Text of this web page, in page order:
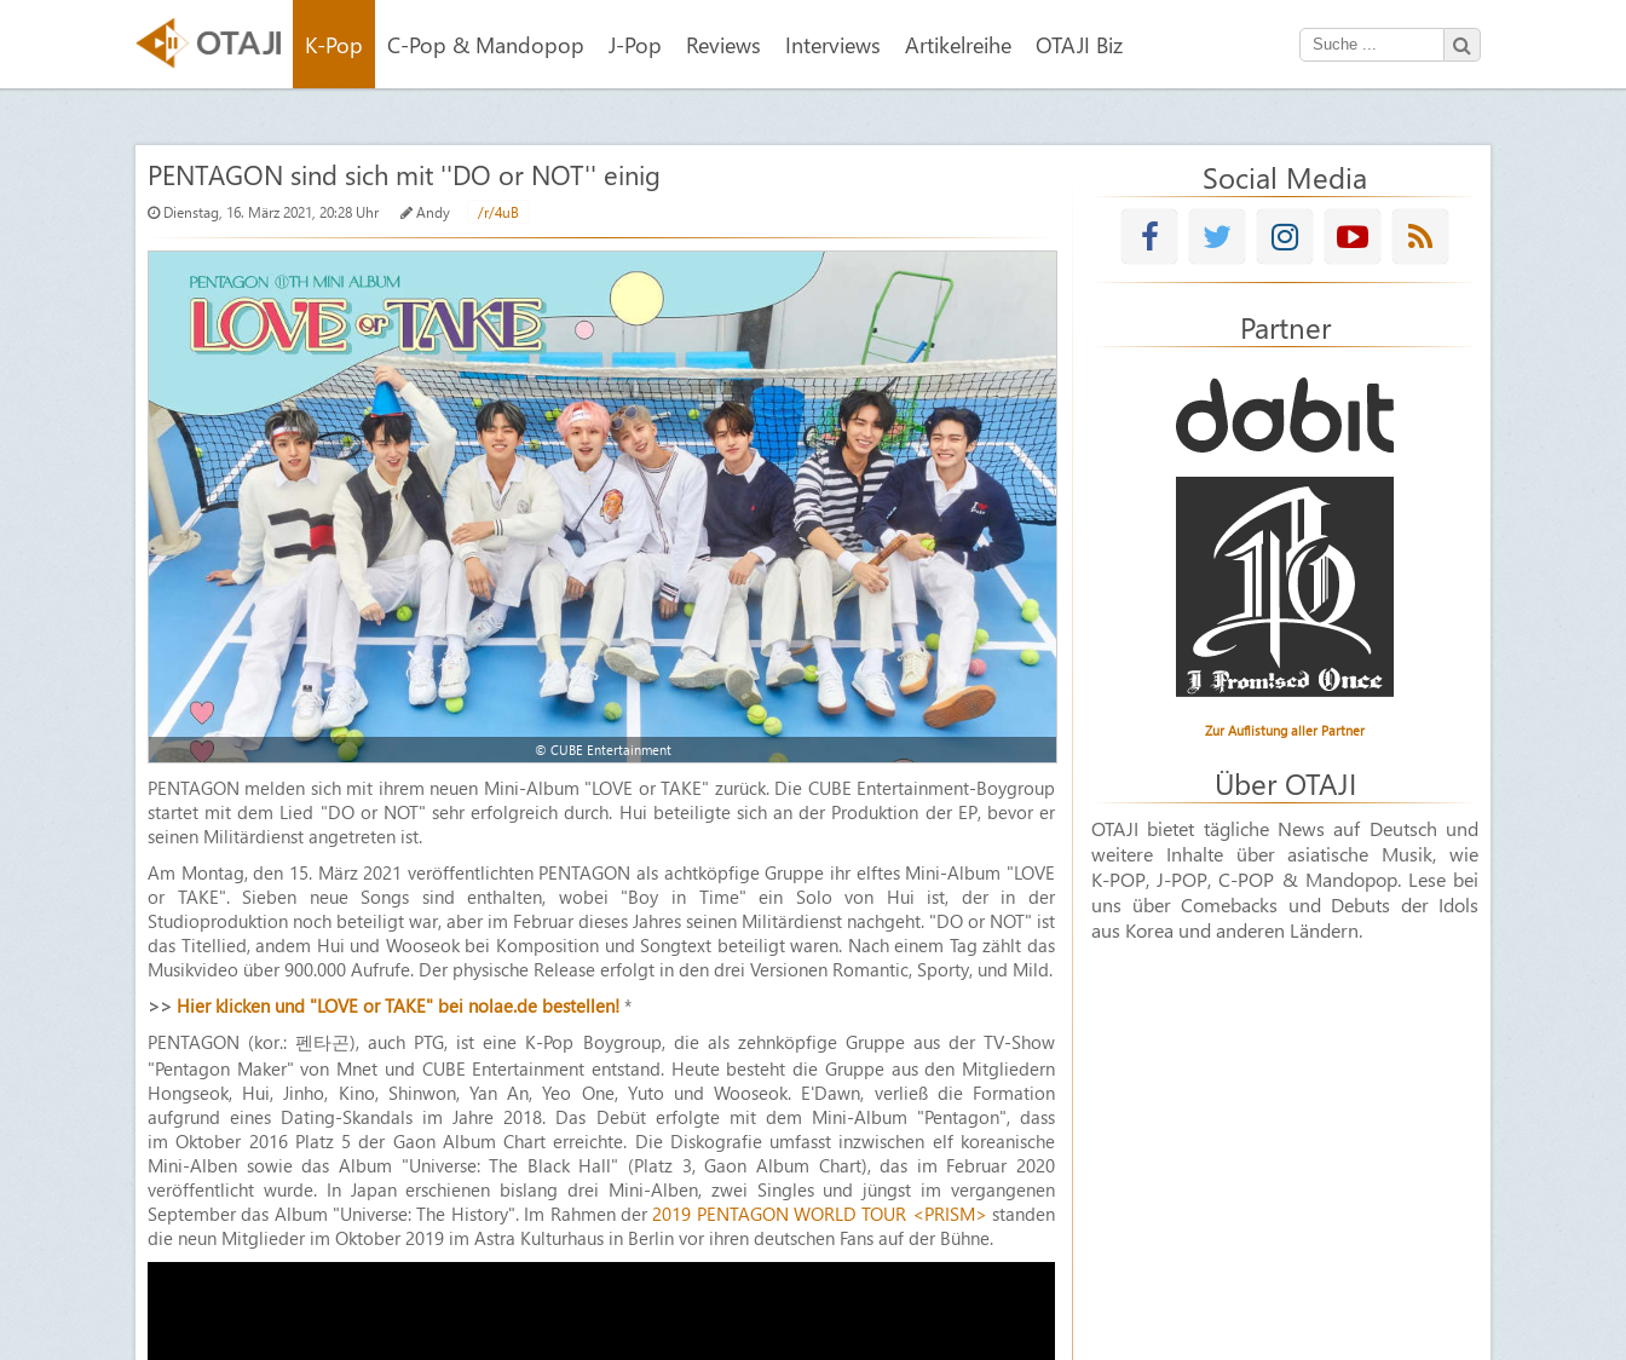
K-Pop C-Pop & Mandopop J-Pop Reviews Interviews Artikelreihe OTAJI Biz
PENTAGON sind sich mit ''DO or NOT'' einig
Dienstag, 16. März 2021, 20:28 Uhr Andy /r/4uB
© CUBE Entertainment
PENTAGON melden sich mit ihrem neuen Mini-Album "LOVE or TAKE" zurück. Die CUBE Entertainment-Boygroup
startet mit dem Lied "DO or NOT" sehr erfolgreich durch. Hui beteiligte sich an der Produktion der EP, bevor er
seinen Militärdienst angetreten ist.
Am Montag, den 15. März 2021 veröffentlichten PENTAGON als achtköpfige Gruppe ihr elftes Mini-Album "LOVE
or TAKE". Sieben neue Songs sind enthalten, wobei "Boy in Time" ein Solo von Hui ist, der in der
Studioproduktion noch beteiligt war, aber im Februar dieses Jahres seinen Militärdienst nachgeht. "DO or NOT" ist
das Titellied, andem Hui und Wooseok bei Komposition und Songtext beteiligt waren. Nach einem Tag zählt das
Musikvideo über 900.000 Aufrufe. Der physische Release erfolgt in den drei Versionen Romantic, Sporty, und Mild.
>> Hier klicken und "LOVE or TAKE" bei nolae.de bestellen! *
PENTAGON (kor.: 펜타곤), auch PTG, ist eine K-Pop Boygroup, die als zehnköpfige Gruppe aus der TV-Show
"Pentagon Maker" von Mnet und CUBE Entertainment entstand. Heute besteht die Gruppe aus den Mitgliedern
Hongseok, Hui, Jinho, Kino, Shinwon, Yan An, Yeo One, Yuto und Wooseok. E'Dawn, verließ die Formation
aufgrund eines Dating-Skandals im Jahre 2018. Das Debüt erfolgte mit dem Mini-Album "Pentagon", dass
im Oktober 2016 Platz 5 der Gaon Album Chart erreichte. Die Diskografie umfasst inzwischen elf koreanische
Mini-Alben sowie das Album "Universe: The Black Hall" (Platz 3, Gaon Album Chart), das im Februar 2020
veröffentlicht wurde. In Japan erschienen bislang drei Mini-Alben, zwei Singles und jüngst im vergangenen
September das Album "Universe: The History". Im Rahmen der 2019 PENTAGON WORLD TOUR <PRISM> standen
die neun Mitglieder im Oktober 2019 im Astra Kulturhaus in Berlin vor ihren deutschen Fans auf der Bühne.
Social Media
Partner
Zur Auflistung aller Partner
Über OTAJI
OTAJI bietet tägliche News auf Deutsch und
weitere Inhalte über asiatische Musik, wie
K-POP, J-POP,C-POP & Mandopop. Lese bei
uns über Comebacks und Debuts der Idols
aus Korea und anderen Ländern.